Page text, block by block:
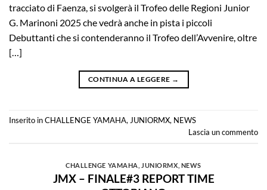
tracciato di Faenza, si svolgerà il Trofeo delle Regioni Junior
G. Marinoni 2025 che vedrà anche in pista i piccoli
Debuttanti che si contenderanno il Trofeo dell’Avvenire, oltre
[…]
CONTINUA A LEGGERE →
Inserito inCHALLENGE YAMAHA, JUNIORMX, NEWS
Lascia un commento
CHALLENGE YAMAHA JUNIORMX NEWS
JMX – FINALE#3 REPORT TIME